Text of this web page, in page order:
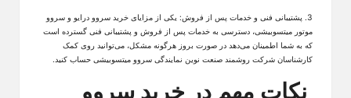
3. پشتیبانی فنی و خدمات پس از فروش: یکی از مزایای خرید سروو درایو و سروو
موتور میتسوبیشی، دسترسی به خدمات پس از فروش و پشتیبانی فنی گسترده است
که به شما اطمینان می‌دهد در صورت بروز هرگونه مشکل، می‌توانید روی کمک
کارشناسان شرکت روشمند صنعت نوین نمایندگی سروو میتسوبیشی حساب کنید.
نکات مهم در خرید سروو